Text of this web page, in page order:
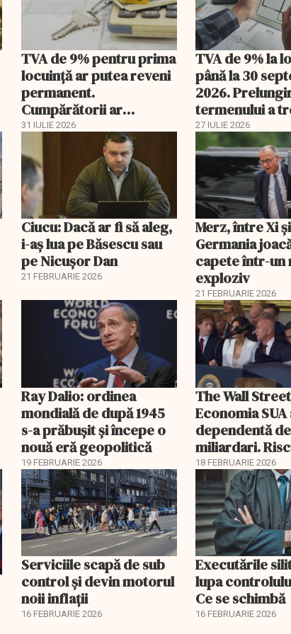
TVA de 9% pentru prima
locuință ar putea reveni
permanent.
Cumpărătorii ar
economisi zeci de mii de
31 IULIE 2026
TVA de 9% la
până la 30
2026.
termenului a
comisia din
27 IULIE 2026
Ciucu: Dacă ar fi să aleg,
i-aș lua pe Băsescu sau
pe Nicușor Dan
21 FEBRUARIE 2026
Merz, între Xi
Germania
capete într-un
exploziv
21 FEBRUARIE 2026
Ray Dalio: ordinea
mondială de după 1945
s-a prăbușit și începe o
nouă eră geopolitică
19 FEBRUARIE 2026
The Wall
Economia
dependentă de
miliardari.
pentru burse
18 FEBRUARIE 2026
Serviciile scapă de sub
control și devin motorul
noii inflații
16 FEBRUARIE 2026
Executările
lupa
Ce se schimbă
16 FEBRUARIE 2026